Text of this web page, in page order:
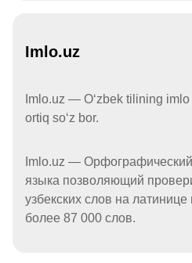
Imlo.uz
Imlo.uz — Oʻzbek tilining
ortiq soʻz bor.
Imlo.uz — Орфографический
языка позволяющий
узбекских слов на
более 87 000 слов.